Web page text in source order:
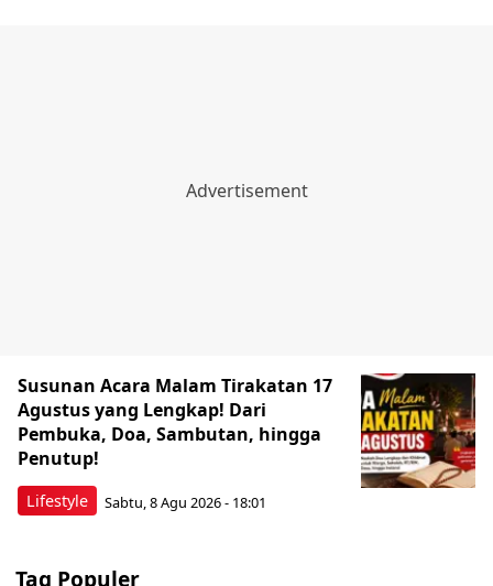
Lifestyle
Susunan Acara Malam Tirakatan 17
Agustus yang Lengkap! Dari
Pembuka, Doa, Sambutan, hingga
Penutup!
Sabtu, 8 Agu 2026 - 18:01
Tag Populer